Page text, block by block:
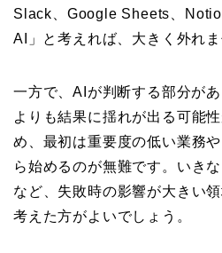
Slack、Google Sheets、
AI」と考えれば、大きく外れま
一方で、AIが判断する部分が
よりも結果に揺れが出る可能
め、最初は重要度の低い業務
ら始めるのが無難です。いき
など、失敗時の影響が大きい
考えた方がよいでしょう。